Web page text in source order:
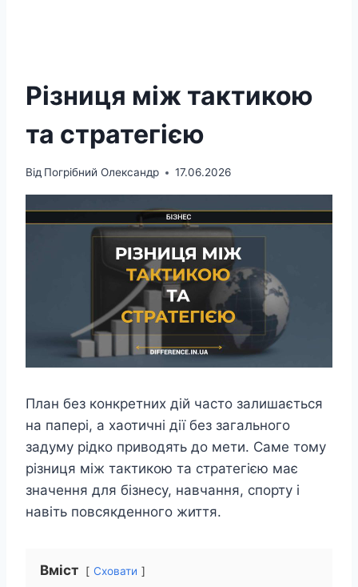
Різниця між тактикою
та стратегією
Від Погрібний Олександр 17.06.2026
План без конкретних дій часто залишається
на папері, а хаотичні дії без загального
задуму рідко приводять до мети. Саме тому
різниця між тактикою та стратегією має
значення для бізнесу, навчання, спорту і
навіть повсякденного життя.
Вміст Сховати